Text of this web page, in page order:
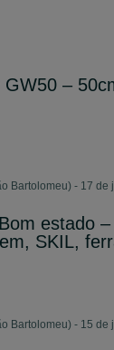
GW50 –
Bartolomeu) - 17 de
estado
SKIL,
Bartolomeu) - 15 de